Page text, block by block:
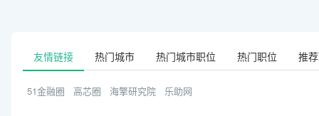
友情链接 热门城市 热门城市职位 热门职位 推
51金融圈 高芯圈 海擎研究院 乐助网